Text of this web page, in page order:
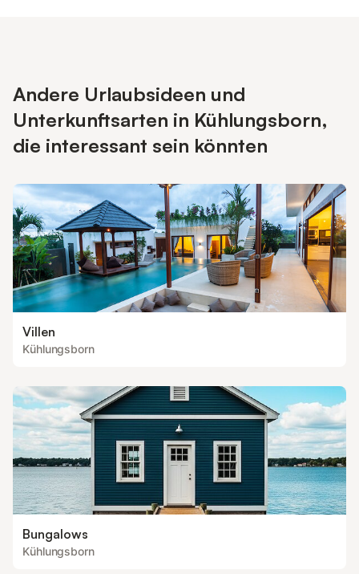
Andere Urlaubsideen und
Unterkunftsarten in Kühlungsborn,
die interessant sein könnten
Villen
Kühlungsborn
Bungalows
Kühlungsborn